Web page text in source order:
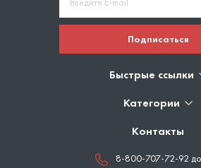
Подписаться
Быстрые ссылки
Категории
Контакты
8-800-707-72-92